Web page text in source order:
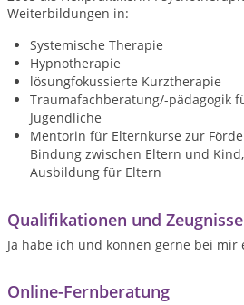
Weiterbildungen in:
Systemische Therapie
Hypnotherapie
lösungfokussierte Kurztherapie
Traumafachberatung/-pädagogik
Jugendliche
Mentorin für Elternkurse zur
Bindung zwischen Eltern und
Ausbildung für Eltern
Qualifikationen und
Ja habe ich und können gerne bei mir
Online-Fernberatung